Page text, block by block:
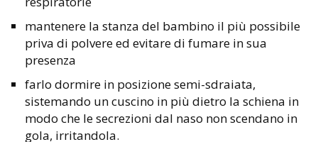
mantenere la stanza del bambino il più possibile
priva di polvere ed evitare di fumare in sua
presenza
farlo dormire in posizione semi-sdraiata,
sistemando un cuscino in più dietro la schiena in
modo che le secrezioni dal naso non scendano in
gola, irritandola.